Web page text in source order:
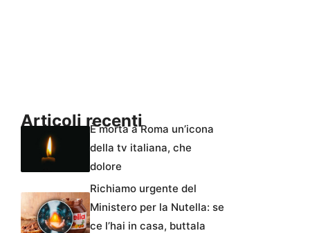
Articoli recentiÈ morta a Roma un’icona
della tv italiana, che
dolore
Richiamo urgente del
Ministero per la Nutella: se
ce l’hai in casa, buttala